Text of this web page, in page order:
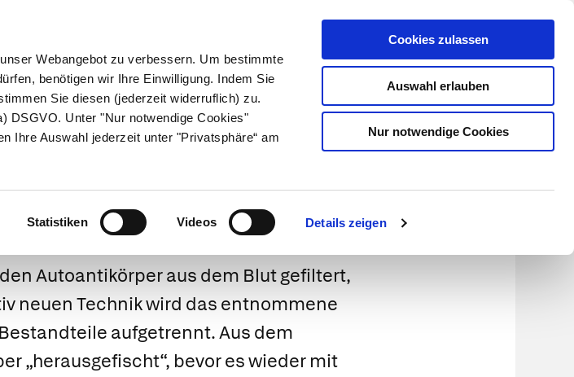
Webangebot zu verbessern. Um bestimmte
benötigen wir Ihre Einwilligung. Indem Sie
Sie diesen (jederzeit widerruflich) zu.
DSGVO. Unter "Nur notwendige Cookies"
Ihre Auswahl jederzeit unter "Privatsphäre“ am
Statistiken Videos Details zeigen
Cookies zulassen
Auswahl erlauben
Nur notwendige Cookies
Kundenlogin
Suche
Eltern & Kind Gesund leben Über uns
Autoantikörper aus dem Blut gefiltert,
neuen Technik wird das entnommene
aufgetrennt. Aus dem
„herausgefischt“, bevor es wieder mit